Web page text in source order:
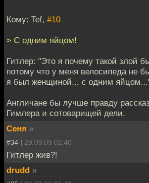
Кому: Tef, #10
> С одним яйцом!
Гитлер: "Это я почему такой злой
потому что у меня велосипеда не
я был женщиной... с одним
Англичане бы лучше правду
Гимлера и сотоварищей дели.
Сеня »
#34 | 29.09.09 01:40
Гитлер жив?!
drudd »